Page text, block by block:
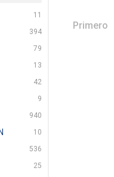
11
394
79
13
42
9
940
10
536
25
Primero